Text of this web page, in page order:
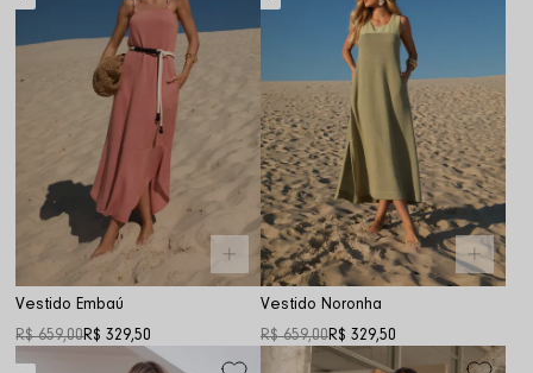
Vestido Embaú
R$ 659,00R$ 329,50
Vestido Noronha
R$ 659,00R$ 329,50